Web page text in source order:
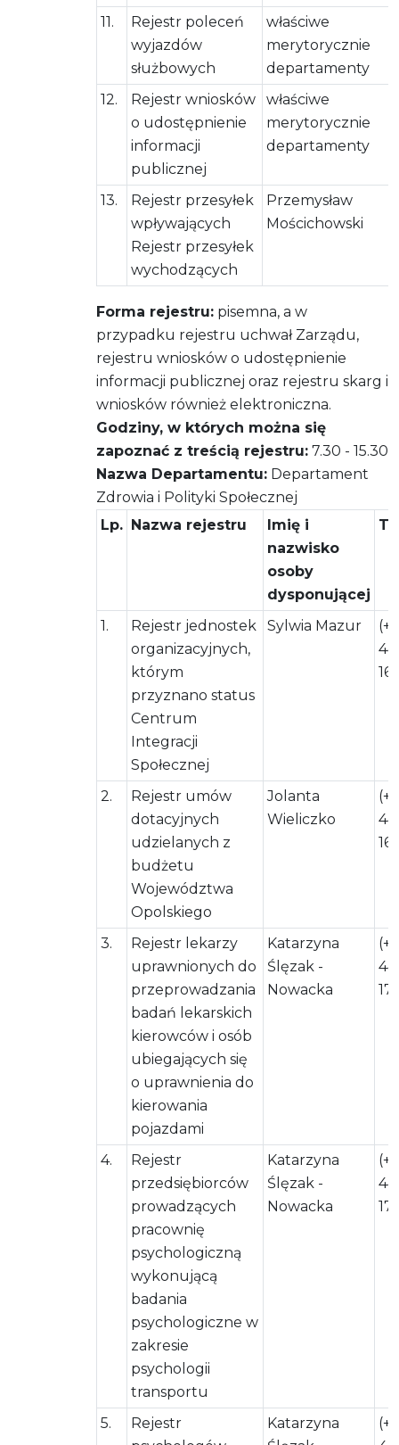
11.
Rejestr poleceń
wyjazdów
służbowych
właściwe
merytorycznie
departamenty
12.
Rejestr wniosków
o udostępnienie
informacji
publicznej
właściwe
merytorycznie
departamenty
13.
Rejestr przesyłek
wpływających
Rejestr przesyłek
wychodzących
Przemysław
Mościchowski
Forma rejestru: pisemna, a w
przypadku rejestru uchwał Zarządu,
rejestru wniosków o udostępnienie
informacji publicznej oraz rejestru skarg i
wniosków również elektroniczna.
Godziny, w których można się
zapoznać z treścią rejestru: 7.30 - 15.30
Nazwa Departamentu: Departament
Zdrowia i Polityki Społecznej
Lp. Nazwa rejestru
Imię i
nazwisko
osoby
dysponującej
1.
Rejestr jednostek
organizacyjnych,
którym
przyznano status
Centrum
Integracji
Społecznej
Sylwia Mazur
2.
Rejestr umów
dotacyjnych
udzielanych z
budżetu
Województwa
Opolskiego
Jolanta
Wieliczko
161
3.
Rejestr lekarzy
uprawnionych do
przeprowadzania
badań lekarskich
kierowców i osób
ubiegających się
o uprawnienia do
kierowania
pojazdami
Katarzyna
Ślęzak -
Nowacka
4.
Rejestr
przedsiębiorców
prowadzących
pracownię
psychologiczną
wykonującą
badania
psychologiczne w
zakresie
psychologii
transportu
Katarzyna
Ślęzak -
Nowacka
5.
Rejestr
Katarzyna